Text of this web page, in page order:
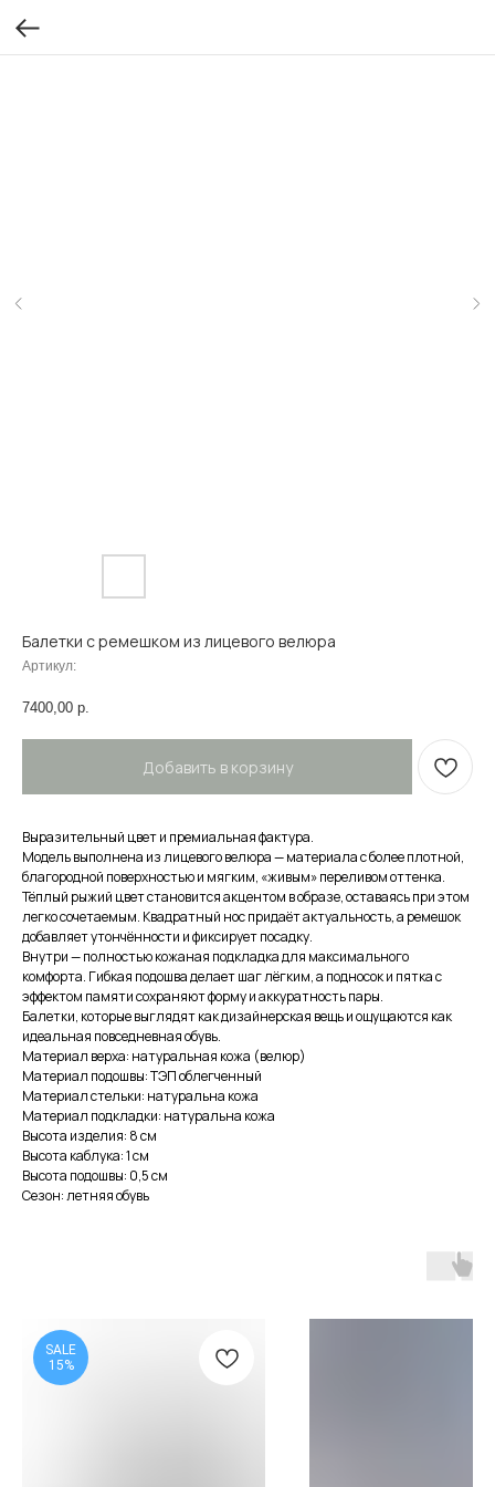
Балетки с ремешком из лицевого велюра
Артикул:
7400,00 р.
Добавить в корзину
Выразительный цвет и премиальная фактура.
Модель выполнена из лицевого велюра — материала с более плотной,
благородной поверхностью и мягким, «живым» переливом оттенка.
Тёплый рыжий цвет становится акцентом в образе, оставаясь при этом
легко сочетаемым. Квадратный нос придаёт актуальность, а ремешок
добавляет утончённости и фиксирует посадку.
Внутри — полностью кожаная подкладка для максимального
комфорта. Гибкая подошва делает шаг лёгким, а подносок и пятка с
эффектом памяти сохраняют форму и аккуратность пары.
Балетки, которые выглядят как дизайнерская вещь и ощущаются как
идеальная повседневная обувь.
Материал верха: натуральная кожа (велюр)
Материал подошвы: ТЭП облегченный
Материал стельки: натуральна кожа
Материал подкладки: натуральна кожа
Высота изделия: 8 см
Высота каблука: 1 см
Высота подошвы: 0,5 см
Сезон: летняя обувь
SALE
15%